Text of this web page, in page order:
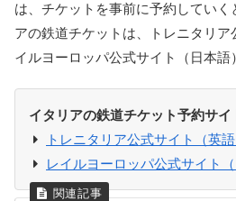
は、チケットを事前に予約していく
アの鉄道チケットは、トレニタリア
イルヨーロッパ公式サイト（日本語
イタリアの鉄道チケット予約サイ
トレニタリア公式サイト（英語
レイルヨーロッパ公式サイト（